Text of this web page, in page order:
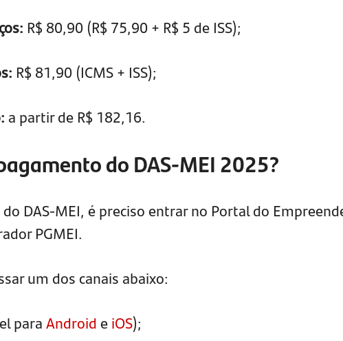
R$ 80,90 (R$ 75,90 + R$ 5 de ISS);
R$ 81,90 (ICMS + ISS);
a partir de R$ 182,16.
do DAS-MEI 2025?
DAS-MEI, é preciso entrar no Portal do
PGMEI.
um dos canais abaixo:
paraAndroideiOS);